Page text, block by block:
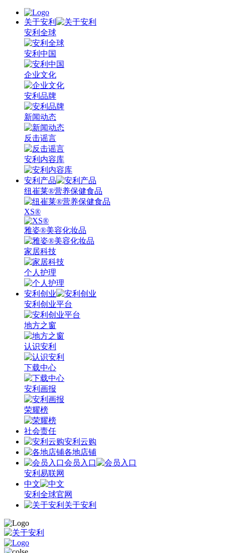
关于安利
安利全球
安利中国
企业文化
安利品牌
新闻动态
反击谣言
安利内容库
安利产品
纽崔莱®营养保健食品
XS®
雅姿®美容化妆品
家居科技
个人护理
安利创业
安利创业平台
地方之窗
认识安利
下载中心
安利画报
荣耀榜
社会责任
安利云购
各地店铺
会员入口
安利易联网
中文
安利全球官网
关于安利